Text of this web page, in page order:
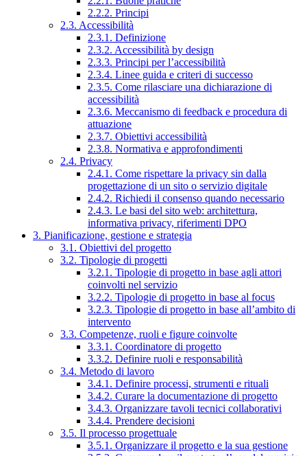
2.2.2. Principi
2.3. Accessibilità
2.3.1. Definizione
2.3.2. Accessibilità by design
2.3.3. Principi per l’accessibilità
2.3.4. Linee guida e criteri di successo
2.3.5. Come rilasciare una dichiarazione di
accessibilità
2.3.6. Meccanismo di feedback e procedura di
attuazione
2.3.7. Obiettivi accessibilità
2.3.8. Normativa e approfondimenti
2.4. Privacy
2.4.1. Come rispettare la privacy sin dalla
progettazione di un sito o servizio digitale
2.4.2. Richiedi il consenso quando necessario
2.4.3. Le basi del sito web: architettura,
informativa privacy, riferimenti DPO
3. Pianificazione, gestione e strategia
3.1. Obiettivi del progetto
3.2. Tipologie di progetti
3.2.1. Tipologie di progetto in base agli attori
coinvolti nel servizio
3.2.2. Tipologie di progetto in base al focus
3.2.3. Tipologie di progetto in base all’ambito di
intervento
3.3. Competenze, ruoli e figure coinvolte
3.3.1. Coordinatore di progetto
3.3.2. Definire ruoli e responsabilità
3.4. Metodo di lavoro
3.4.1. Definire processi, strumenti e rituali
3.4.2. Curare la documentazione di progetto
3.4.3. Organizzare tavoli tecnici collaborativi
3.4.4. Prendere decisioni
3.5. Il processo progettuale
3.5.1. Organizzare il progetto e la sua gestione